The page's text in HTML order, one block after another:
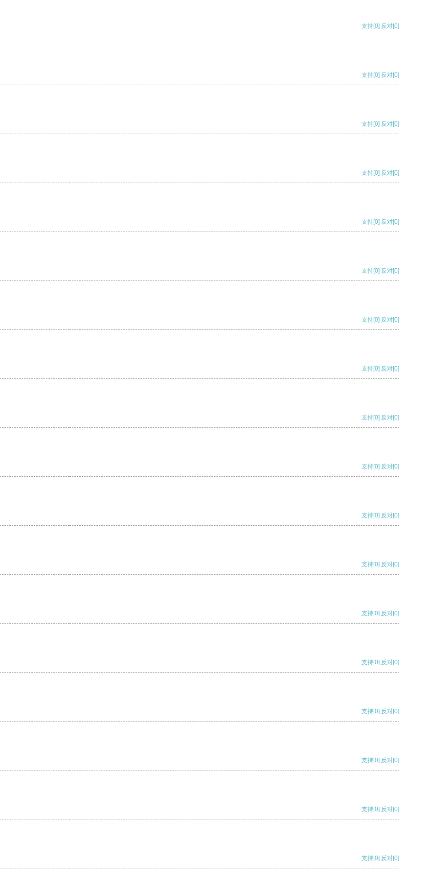
支持[0] 反对[0]
支持[0] 反对[0]
支持[0] 反对[0]
支持[0] 反对[0]
支持[0] 反对[0]
支持[0] 反对[0]
支持[0] 反对[0]
支持[0] 反对[0]
支持[0] 反对[0]
支持[0] 反对[0]
支持[0] 反对[0]
支持[0] 反对[0]
支持[0] 反对[0]
支持[0] 反对[0]
支持[0] 反对[0]
支持[0] 反对[0]
支持[0] 反对[0]
支持[0] 反对[0]